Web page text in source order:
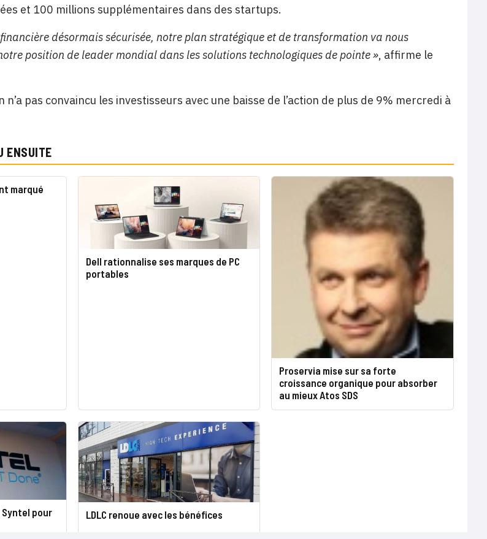
et 100 millions supplémentaires dans des startups.
désormais sécurisée, notre plan stratégique et de transformation va nous
position de leader mondial dans les solutions technologiques de pointe », affirme le
pas convaincu les investisseurs avec une baisse de l’action de plus de 9% mercredi à
ENSUITE
marqué
Dell rationnalise ses marques de PC
portables
Proservia mise sur sa forte
croissance organique pour absorber
au mieux Atos SDS
Syntel pour
LDLC renoue avec les bénéfices